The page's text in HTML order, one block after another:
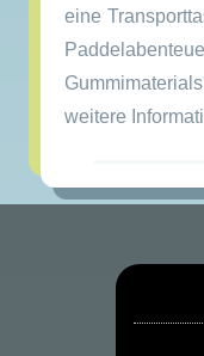
eine
weitere